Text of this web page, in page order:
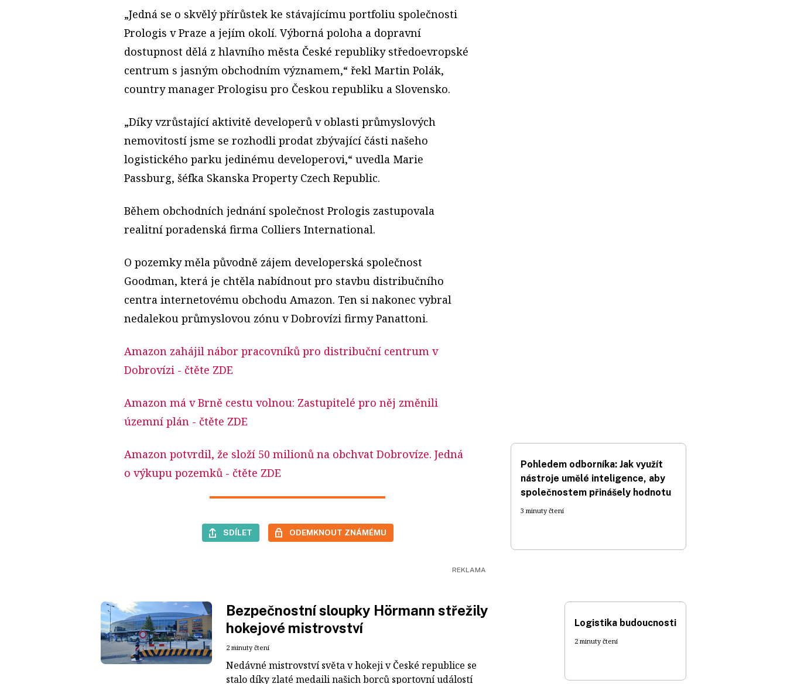
„Jedná se o skvělý přírůstek ke stávajícímu portfoliu společnosti
Prologis v Praze a jejím okolí. Výborná poloha a dopravní
dostupnost dělá z hlavního města České republiky středoevropské
centrum s jasným obchodním významem,“ řekl Martin Polák,
country manager Prologisu pro Českou republiku a Slovensko.
„Díky vzrůstající aktivitě developerů v oblasti průmyslových
nemovitostí jsme se rozhodli prodat zbývající části našeho
logistického parku jedinému developerovi,“ uvedla Marie
Passburg, šéfka Skanska Property Czech Republic.
Během obchodních jednání společnost Prologis zastupovala
realitní poradenská firma Colliers International.
O pozemky měla původně zájem developerská společnost
Goodman, která je chtěla nabídnout pro stavbu distribučního
centra internetovému obchodu Amazon. Ten si nakonec vybral
nedalekou průmyslovou zónu v Dobrovízi firmy Panattoni.
Amazon zahájil nábor pracovníků pro distribuční centrum v
Dobrovízi - čtěte ZDE
Amazon má v Brně cestu volnou: Zastupitelé pro něj změnili
územní plán - čtěte ZDE
Amazon potvrdil, že složí 50 milionů na obchvat Dobrovíze. Jedná
o výkupu pozemků - čtěte ZDE
SDÍLET ODEMKNOUT ZNÁMÉMU
Pohledem odborníka: Jak využít
nástroje umělé inteligence, aby
společnostem přinášely hodnotu
3 minuty čtení
Bezpečnostní sloupky Hörmann střežily
hokejové mistrovství
2 minuty čtení
Nedávné mistrovství světa v hokeji v České republice se
stalo díky zlaté medaili našich borců sportovní událostí
Logistika budoucnosti
2 minuty čtení